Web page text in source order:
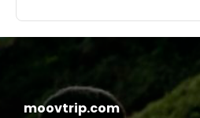
moovtrip.com